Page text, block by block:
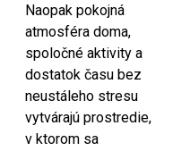
Naopak pokojná
atmosféra doma,
spoločné aktivity a
dostatok času bez
neustáleho stresu
vytvárajú prostredie,
v ktorom sa